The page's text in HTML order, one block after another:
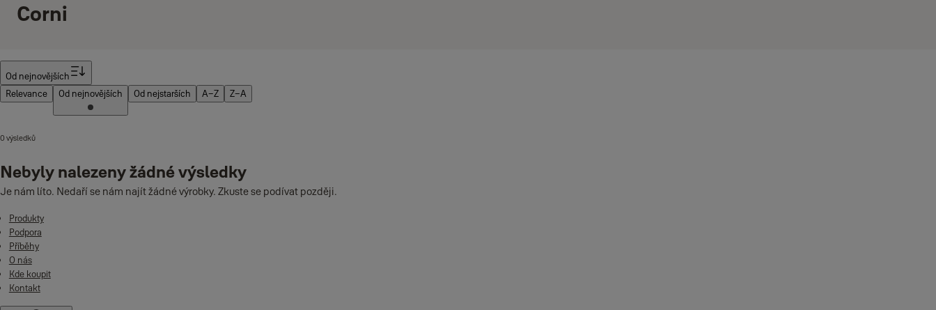
Corni
Od nejnovějších
Relevance
Od nejnovějších Od nejstarších A–Z Z–A
0 výsledků
Nebyly nalezeny žádné výsledky
Je nám líto. Nedaří se nám najít žádné výrobky. Zkuste se podívat později.
Produkty
Podpora
Příběhy
O nás
Kde koupit
Kontakt